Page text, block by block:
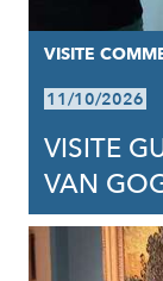
VISITE
11/10/2026
VISITE
VAN